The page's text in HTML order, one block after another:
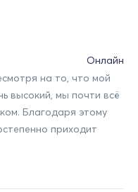
Онлайн
на то, что мой
высокий, мы почти всё
Благодаря этому
приходит